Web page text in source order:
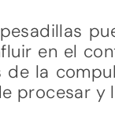
en el
de la
procesar y